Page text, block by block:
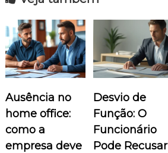
g
a
ç
ã
o
d
Ausência no
home office:
como a
empresa deve
Desvio de
Função: O
Funcionário
Pode Recusar